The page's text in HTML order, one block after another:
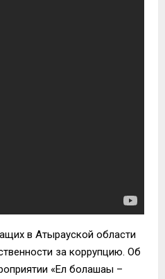
в Атырауской области
за коррупцию. Об
«Ел болашағы –